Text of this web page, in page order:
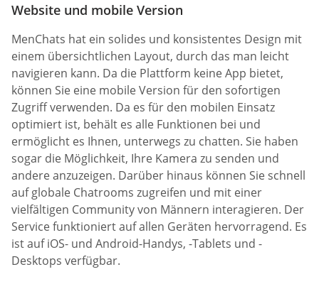
Website und mobile Version
MenChats hat ein solides und konsistentes Design mit
einem übersichtlichen Layout, durch das man leicht
navigieren kann. Da die Plattform keine App bietet,
können Sie eine mobile Version für den sofortigen
Zugriff verwenden. Da es für den mobilen Einsatz
optimiert ist, behält es alle Funktionen bei und
ermöglicht es Ihnen, unterwegs zu chatten. Sie haben
sogar die Möglichkeit, Ihre Kamera zu senden und
andere anzuzeigen. Darüber hinaus können Sie schnell
auf globale Chatrooms zugreifen und mit einer
vielfältigen Community von Männern interagieren. Der
Service funktioniert auf allen Geräten hervorragend. Es
ist auf iOS- und Android-Handys, -Tablets und -
Desktops verfügbar.